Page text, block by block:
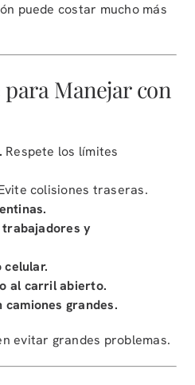
puede costar mucho más
Manejar con
Respete los límites
colisiones traseras.
trabajadores y
al carril abierto.
camiones grandes.
evitar grandes problemas.